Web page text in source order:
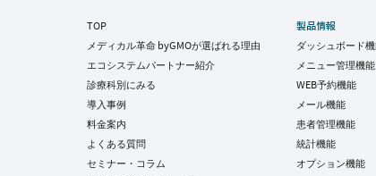
TOP
メディカル革命 byGMOが選ばれる理由
エコシステムパートナー紹介
診療科別にみる
導入事例
料金案内
よくある質問
セミナー・コラム
製品情報
ダッシュボード
メニュー管理機能
WEB予約機能
メール機能
患者管理機能
統計機能
オプション機能